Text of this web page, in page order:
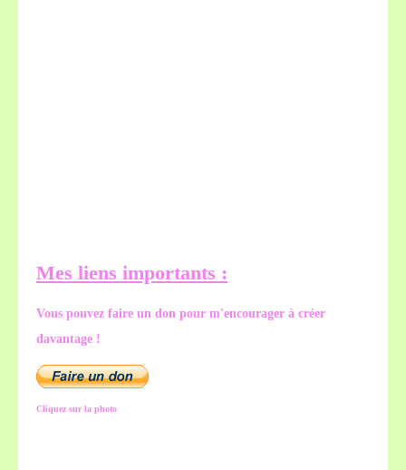
Mes liens importants :
Vous pouvez faire un don pour m'encourager à créer
davantage !
Cliquez sur la photo